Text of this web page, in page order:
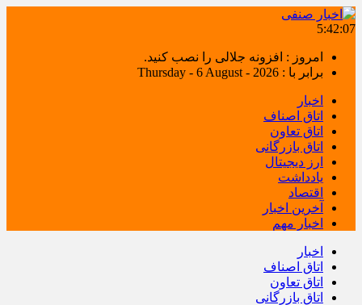
5:42:08
امروز : افزونه جلالی را نصب کنید.
برابر با : Thursday - 6 August - 2026
اخبار
اتاق اصناف
اتاق تعاون
اتاق بازرگانی
ارز دیجیتال
یادداشت
اقتصاد
آخرین اخبار
اخبار مهم
اخبار
اتاق اصناف
اتاق تعاون
اتاق بازرگانی